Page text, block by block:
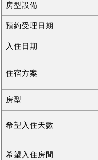
房型設備
預約受理日期
入住日期
住宿方案
房型
希望入住天數
希望入住房間